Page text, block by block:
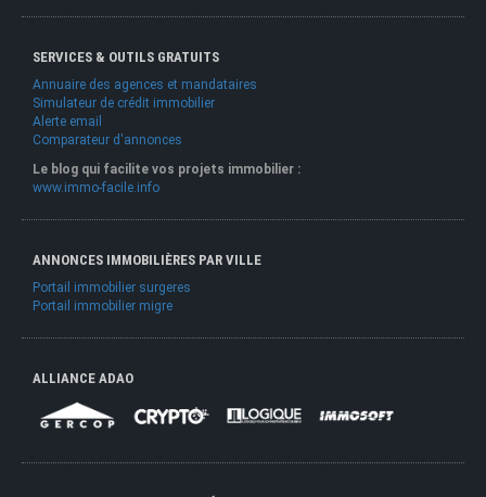
SERVICES & OUTILS GRATUITS
Annuaire des agences et mandataires
Simulateur de crédit immobilier
Alerte email
Comparateur d'annonces
Le blog qui facilite vos projets immobilier :
www.immo-facile.info
ANNONCES IMMOBILIÈRES PAR VILLE
Portail immobilier surgeres
Portail immobilier migre
ALLIANCE ADAO